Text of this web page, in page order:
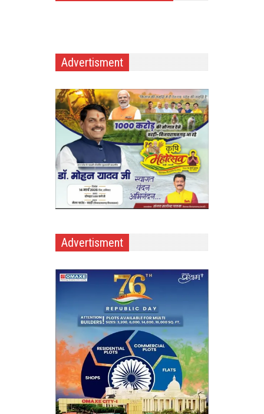
Advertisment
Advertisment